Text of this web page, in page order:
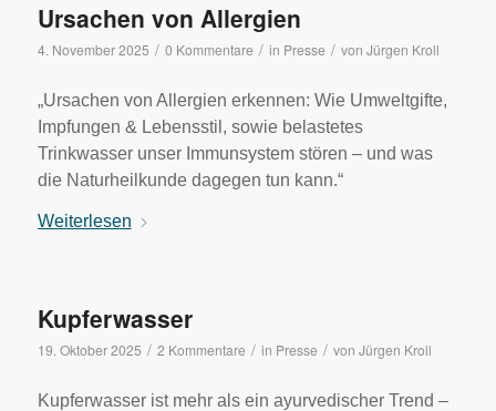
Ursachen von Allergien
4. November 2025 / 0 Kommentare / in Presse / von Jürgen Kroll
„Ursachen von Allergien erkennen: Wie Umweltgifte,
Impfungen & Lebensstil, sowie belastetes
Trinkwasser unser Immunsystem stören – und was
die Naturheilkunde dagegen tun kann.“
Weiterlesen
Kupferwasser
19. Oktober 2025 / 2 Kommentare / in Presse / von Jürgen Kroll
Kupferwasser ist mehr als ein ayurvedischer Trend –